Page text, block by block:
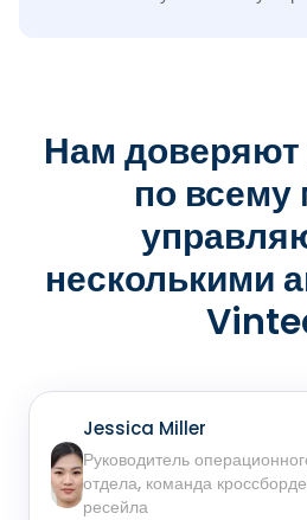
Нам
по всему
несколькими
Jessica Miller
Руководитель
отдела, команда
ресейла